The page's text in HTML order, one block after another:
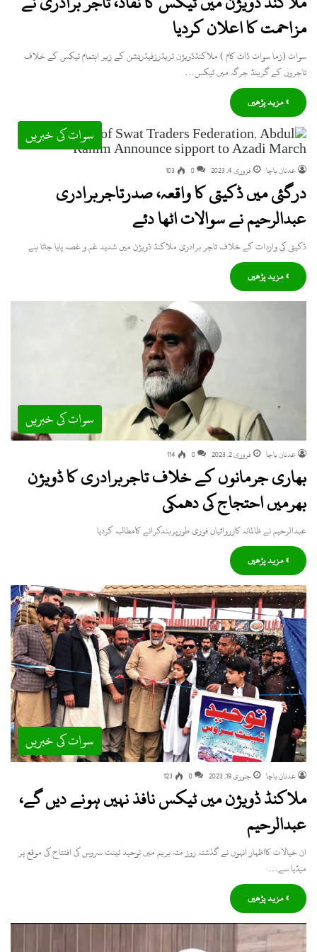
مزاحمت کا اعلان کردیا
سوات (زما سوات ڈاٹ کام ) ملاکنڈڈویژن ٹریڈرزفیڈریشن کے زیر اہتمام ٹیکس کے خلاف
تاجروں کے گرینڈ جرگہ میں ٹیکس…
» مزید پڑھیں
سوات کی خبریں
عدنان باچا فروری 4, 2023 0
103
درگئی میں ڈکیتی کا واقعہ، صدرتاجربرادری
عبدالرحیم نے سوالات اٹھا دئے
ڈکیتی کی واردات کے خلاف تاجر برادری ملاکنڈ ڈویژن میں شدید غم و غصہ پایا جاتا ہے
» مزید پڑھیں
سوات کی خبریں
عدنان باچا فروری 2, 2023 0
114
بھاری جرمانوں کے خلاف تاجربرادری کا ڈویژن
بھرمیں احتجاج کی دھمکی
عبدالرحیم نے ظالمانہ کارروائیاں فوری طورپربندکرانے کامطالبہ کردیا
» مزید پڑھیں
سوات کی خبریں
عدنان باچا جنوری 19, 2023 0
123
ملاکنڈ ڈویژن میں ٹیکس نافذ نہیں ہونے دیں گے،
عبدالرحیم
ان خیالات کااظہار انہوں نے گذشتہ روز مٹہ بریم میں توحید ٹینٹ سروس کی افتتاح کی موقع پر
میڈیا سے…
» مزید پڑھیں